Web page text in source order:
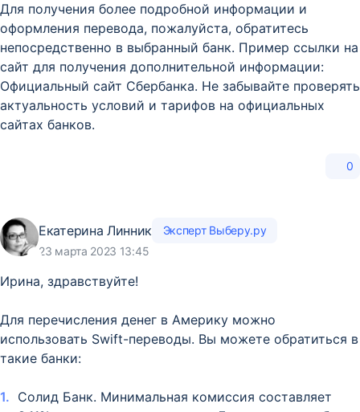
Для получения более подробной информации и
оформления перевода, пожалуйста, обратитесь
непосредственно в выбранный банк. Пример ссылки на
сайт для получения дополнительной информации:
Официальный сайт Сбербанка. Не забывайте проверять
актуальность условий и тарифов на официальных
сайтах банков.
0
Екатерина Линник
Эксперт Выберу.ру
23 марта 2023 13:45
Ирина, здравствуйте!
Для перечисления денег в Америку можно
использовать Swift-переводы. Вы можете обратиться в
такие банки:
Солид Банк. Минимальная комиссия составляет